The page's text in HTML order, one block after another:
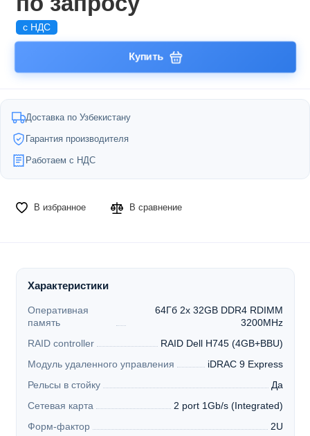
с НДС
Купить
Доставка по Узбекистану
Гарантия производителя
Работаем с НДС
В избранное В сравнение
Характеристики
Оперативная
память
64Гб 2x 32GB DDR4 RDIMM
3200MHz
RAID controller
RAID Dell H745 (4GB+BBU)
Модуль удаленного управления
iDRAC 9 Express
Рельсы в стойку
Да
Сетевая карта
2 port 1Gb/s (Integrated)
Форм-фактор
2U